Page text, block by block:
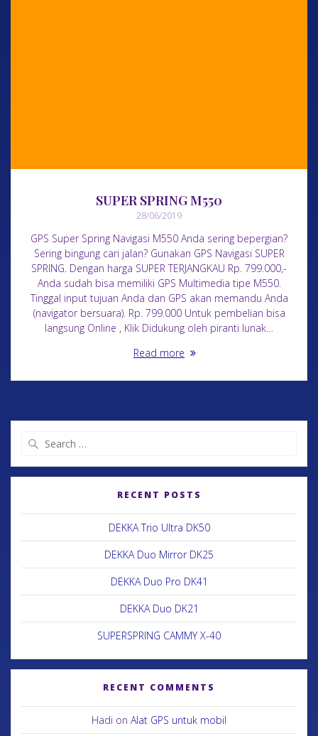
SUPER SPRING M550
28/06/2019
GPS Super Spring Navigasi M550 Anda sering bepergian?
Sering bingung cari jalan? Gunakan GPS Navigasi SUPER
SPRING. Dengan harga SUPER TERJANGKAU Rp. 799.000,-
Anda sudah bisa memiliki GPS Multimedia tipe M550.
Tinggal input tujuan Anda dan GPS akan memandu Anda
(navigator bersuara). Rp. 799.000 Untuk pembelian bisa
langsung Online , Klik Didukung oleh piranti lunak…
Read more
RECENT POSTS
DEKKA Trio Ultra DK50
DEKKA Duo Mirror DK25
DEKKA Duo Pro DK41
DEKKA Duo DK21
SUPERSPRING CAMMY X-40
RECENT COMMENTS
Hadi on Alat GPS untuk mobil